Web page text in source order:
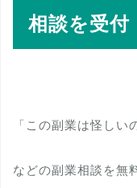
相談を受付
「この副業は怪しい
などの副業相談を無